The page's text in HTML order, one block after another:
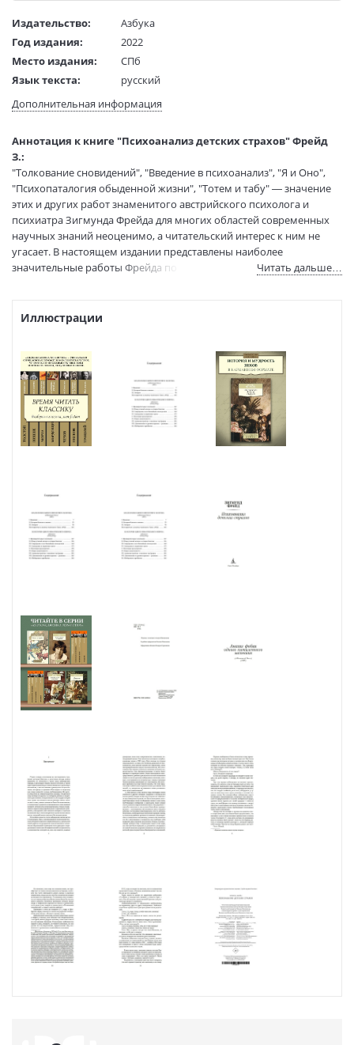
Издательство:
Азбука
Год издания:
2022
Место издания:
СПб
Язык текста:
русский
Язык оригинала:
немецкий
Тип обложки:
Мягкая обложка
Формат:
Размеры в мм
(ДхШхВ):
180x115
Вес:
145 гр.
Страниц:
288
Тираж:
4000 экз.
Код товара:
50016513
В продаже с:
Дополнительная информация
Аннотация к книге "Психоанализ детских страхов" Фрейд
З.:
"Толкование сновидений", "Введение в психоанализ", "Я и Оно",
"Психопаталогия обыденной жизни", "Тотем и табу" — значение
этих и других работ знаменитого австрийского психолога и
психиатра Зигмунда Фрейда для многих областей современных
научных знаний неоценимо, а читательский интерес к ним не
угасает. В настоящем издании представлены наиболее
значительные работы Фрейда по психоанализу детских неврозов:
составляющую жизни ребенка и вызвавшие бурю протестов в
открывается лаборатория мысли Фрейда.
Читать дальше…
Иллюстрации